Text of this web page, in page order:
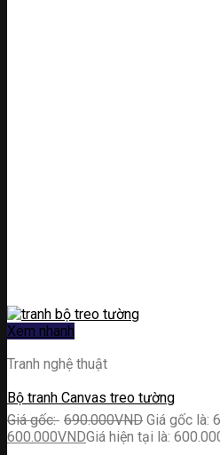
Xem nhanh
Tranh nghệ thuật
Bộ tranh Canvas treo tường
690.000VND Giá gốc là:
600.000VNDGiá hiện tại là: